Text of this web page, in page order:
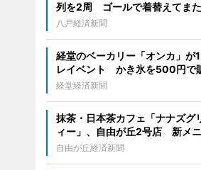
列を2周 ゴールで着替えてま
八戸経済新聞
経堂のベーカリー「オンカ」が
レイベント かき氷を500円で
経堂経済新聞
抹茶・日本茶カフェ「ナナズグ
ィー」、自由が丘2号店 新メ
自由が丘経済新聞